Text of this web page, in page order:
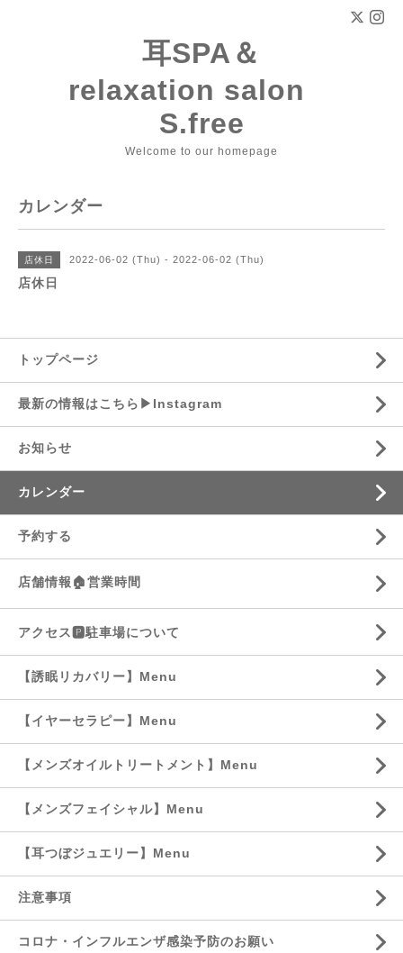
耳SPA＆
relaxation salon
S.free
Welcome to our homepage
カレンダー
店休日 2022-06-02 (Thu) - 2022-06-02 (Thu)
店休日
トップページ
最新の情報はこちら▶︎Instagram
お知らせ
カレンダー
予約する
店舗情報🏠営業時間
アクセス🅿️駐車場について
【誘眠リカバリー】Menu
【イヤーセラピー】Menu
【メンズオイルトリートメント】Menu
【メンズフェイシャル】Menu
【耳つぼジュエリー】Menu
注意事項
コロナ・インフルエンザ感染予防のお願い